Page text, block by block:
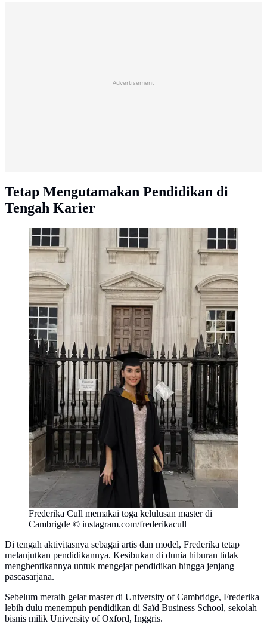
Advertisement
Tetap Mengutamakan Pendidikan di
Tengah Karier
Frederika Cull memakai toga kelulusan master di
Cambrigde © instagram.com/frederikacull
Di tengah aktivitasnya sebagai artis dan model, Frederika tetap
melanjutkan pendidikannya. Kesibukan di dunia hiburan tidak
menghentikannya untuk mengejar pendidikan hingga jenjang
pascasarjana.
Sebelum meraih gelar master di University of Cambridge, Frederika
lebih dulu menempuh pendidikan di Saïd Business School, sekolah
bisnis milik University of Oxford, Inggris.